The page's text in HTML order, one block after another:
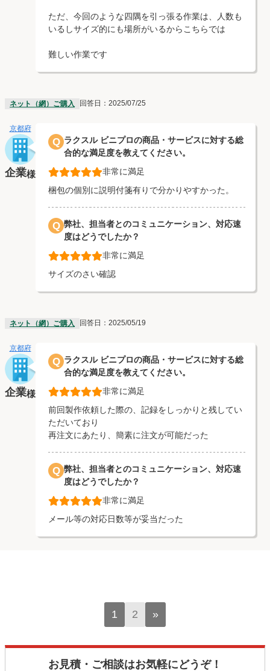
ただ、今回のような四隅を引っ張る作業は、人数も
いるしサイズ的にも場所がいるからこちらでは
難しい作業です
ネット（網）ご購入 回答日：2025/07/25
京都府
企業様
Q ラクスル ビニプロの商品・サービスに対する総
合的な満足度を教えてください。
非常に満足
梱包の個別に説明付箋有りで分かりやすかった。
Q 弊社、担当者とのコミュニケーション、対応速
度はどうでしたか？
非常に満足
サイズのさい確認
ネット（網）ご購入 回答日：2025/05/19
京都府
企業様
Q ラクスル ビニプロの商品・サービスに対する総
合的な満足度を教えてください。
非常に満足
前回製作依頼した際の、記録をしっかりと残してい
ただいており
再注文にあたり、簡素に注文が可能だった
Q 弊社、担当者とのコミュニケーション、対応速
度はどうでしたか？
非常に満足
1 2 »
お見積・ご相談はお気軽にどうぞ！